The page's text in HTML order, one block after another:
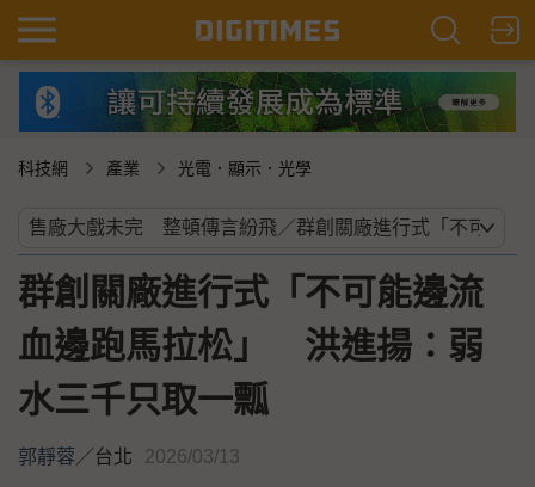
科技網 產業 光電．顯示．光學
群創關廠進行式「不可能邊流
血邊跑馬拉松」 洪進揚：弱
水三千只取一瓢
郭靜蓉／台北 2026/03/13